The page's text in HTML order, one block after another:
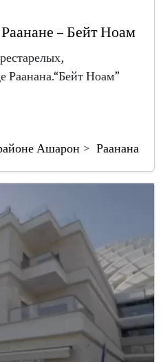
– Бейт Ноам
Раанана.“Бейт Ноам”
Ашарон
Раанана